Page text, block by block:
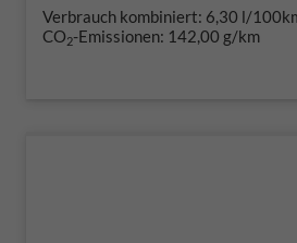
Verbrauch kombiniert: 6,30 l/
CO2-Emissionen: 142,00 g/km